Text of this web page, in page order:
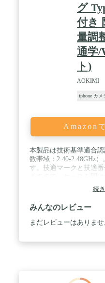
ない場合に救助を要請
と、みんなのために —
データを管理できるよ
能を搭載しています。
るために、より多くの
iPhoneを一段と簡単に
しています。 /
iPhoneには、製品購入
グ
付き
量調
通学/
ト)
AOKIMI
iphone カメ
Amazon
本製品は技術基準適合
数帯域：2.40-2.48GHz
す。技適マークと技適
最新のBluetooth 5.3と高
スイヤホンは先進的な
技術を採用し、15mの
した伝送を提供します
ップが音楽の細部まで
音のある豊かなサウン
通話ノイズキャンセリ
境ノイズやエコーを低
ホンのHi-Fi音質を実現
り、ユーザーは優れた
続
みんなのレビュー
まだレビューはありませ